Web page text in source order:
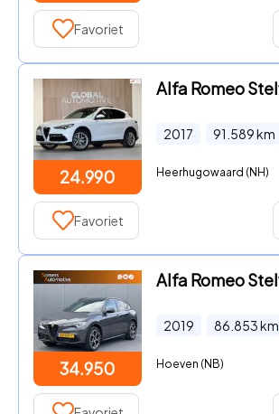
Favoriet
24.990
2017 91.589km
Heerhugowaard (NH)
Favoriet
34.950
2019 86.853km
Hoeven (NB)